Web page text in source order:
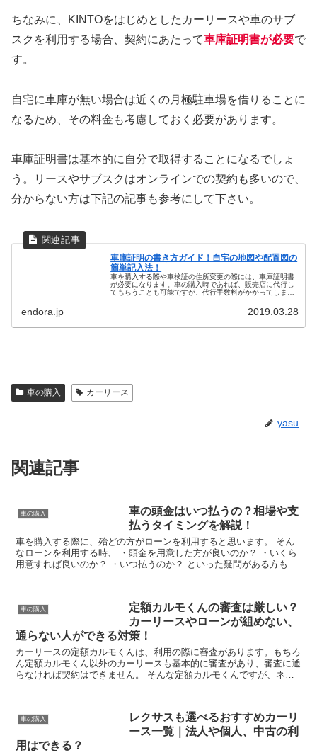
ちなみに、KINTOをはじめとしたカーリースや車のサブ
スクを利用する場合、契約にあたって車庫証明書が必要で
す。
自宅に車庫が無い場合は近くの月極駐車場を借りることに
なるため、その料金も考慮しておく必要があります。
車庫証明書は基本的に自分で取得することになるでしょ
う。リースやサブスクはオンラインでの契約も多いので、
分からない方は下記の記事も参考にして下さい。
車庫証明の書き方ガイド！自宅の地図や配置図の
簡単記入法！
車を購入する際や車検証の住所変更の際には、車庫証明書
が必要になります。車の購入時であれば、販売店に代行し
てもらうことも可能ですが、代行手数料がかかってしまい
endora.jp 2019.03.28
車の購入 カーリース
yasu
関連記事
車の購入
車の頭金はいつ払うの？相場や支
払うタイミングを解説！
車を購入する際に、殆どの方がローンを利用すると思います。 そん
なローンを利用する時、 ・頭金を用意した方が良いのか？ ・いくら
用意すれば良いのか？ ・いつ払うのか？ といった疑問がある方も多
車の購入
定額カルモくんの審査は厳しい？
カーリースやローンが組めない、
通らない人ができる対策！
カーリースの定額カルモくんは、利用の際に審査があります。もちろ
ん定額カルモくん以外のカーリースも基本的に審査があり、審査に通
らなければ契約はできません。 そんな定額カルモくんですが、ネッ
車の購入
レクサスも選べるおすすめカーリ
ース一覧｜法人や個人、中古の利
用はできる？